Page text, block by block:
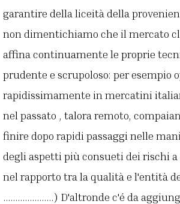
garantire della liceità della
non dimentichiamo che il mercato
affina continuamente le proprie
prudente e scrupoloso: per esempio
rapidissimamente in mercatini
nel passato , talora remoto,
finire dopo rapidi passaggi nelle
degli aspetti più consueti dei rischi
nel rapporto tra la qualità e l'entità
…………………) D'altronde c'é da